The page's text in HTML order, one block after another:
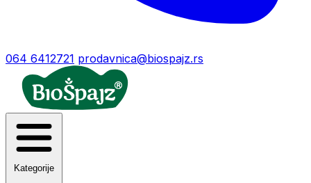
064 6412721 prodavnica@biospajz.rs
Kategorije